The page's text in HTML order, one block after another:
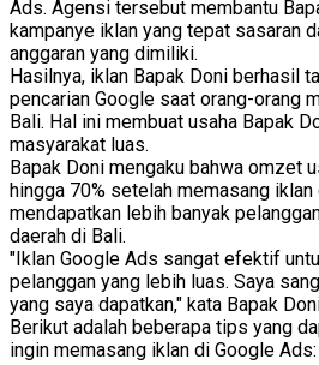
Ads. Agensi tersebut membantu
kampanye iklan yang tepat sasaran
anggaran yang dimiliki.
Hasilnya, iklan Bapak Doni berhasil
pencarian Google saat orang-orang
Bali. Hal ini membuat usaha Bapak
masyarakat luas.
Bapak Doni mengaku bahwa omzet
hingga 70% setelah memasang
mendapatkan lebih banyak
daerah di Bali.
"Iklan Google Ads sangat efektif
pelanggan yang lebih luas. Saya
yang saya dapatkan," kata Bapak
Berikut adalah beberapa tips yang
ingin memasang iklan di Google Ads: